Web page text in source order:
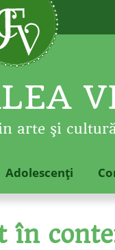
arte şi
Adolescenţi
în